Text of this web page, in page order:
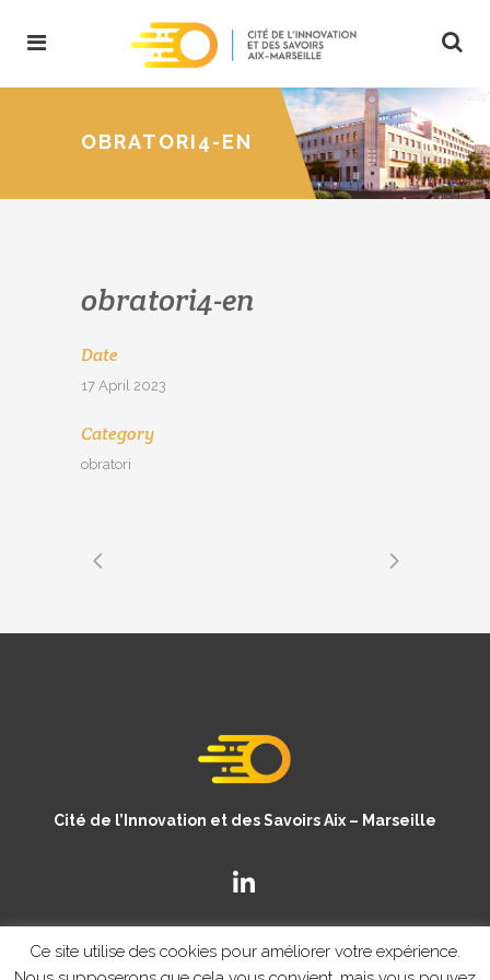
OBRATORI4-EN
obratori4-en
Date
17 April 2023
Category
obratori
Cité de l’Innovation et des Savoirs Aix – Marseille
Ce site utilise des cookies pour améliorer votre expérience.